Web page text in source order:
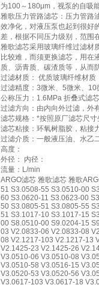
为100～180μm，视泵的自吸
雅歌压力管路滤芯：压力管路
效净化，对液压泵也起到很好
差，根据不同压力级别，范围
雅歌滤芯采用玻璃纤维过滤材
比较难，而须更换滤芯，用在
质、沥青质、碳渣质等，从而
过滤材质： 优质玻璃纤维材质
过滤精度：3微米、5微米、
公称压力：1.6MPa 折叠式滤芯
过滤方向：由内向外过滤，外
滤芯规格：*按照原厂滤芯尺
滤芯粘接：环氧树脂胶，粘接
过滤介质：一般液压油、水乙
高度：
外径： 内径：
流量：L/min
ARGO滤芯 雅歌滤芯 雅歌
51 S3.0508-55 S3.0510-00
60 S3.0620-11 S3.0623-00
50 S3.0805-51 S3.0805-55
51 S3.1017-10 S3.1017-15
00 S8.0510-00 S9.0204-15
03 V2.0833-06 V2.0833-08
08 V2.1217-103 V2.1217-13
V2.1425-23 V2.1425-26
V3.0510-06 V3.0510-08
V3.0510-58 V3.0516-15
V3.0520-53 V3.0520-56
V3.0617-103 V3.0617-18